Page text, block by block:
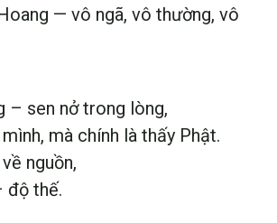
— vô ngã, vô thường, vô
– sen nở trong lòng,
mà chính là thấy Phật.
nguồn,
độ thế.